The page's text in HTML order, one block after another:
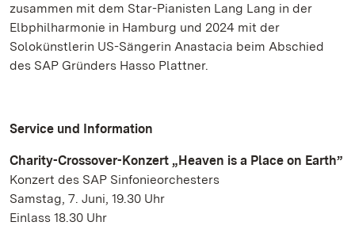
zusammen mit dem Star-Pianisten Lang Lang in der
Elbphilharmonie in Hamburg und 2024 mit der
Solokünstlerin US-Sängerin Anastacia beim Abschied
des SAP Gründers Hasso Plattner.
Service und Information
Charity-Crossover-Konzert „Heaven is a Place on Earth”
Konzert des SAP Sinfonieorchesters
Samstag, 7. Juni, 19.30 Uhr
Einlass 18.30 Uhr